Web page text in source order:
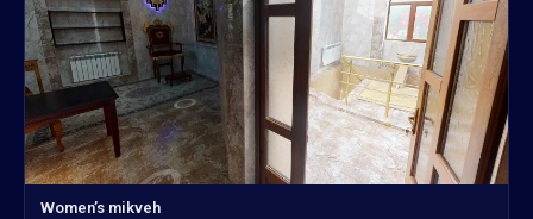
Women’s mikveh